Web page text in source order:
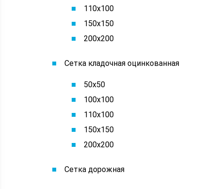
110х100
150х150
200х200
Сетка кладочная оцинкованная
50х50
100х100
110х100
150х150
200х200
Сетка дорожная